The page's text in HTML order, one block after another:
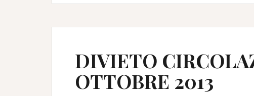
Confermato
DIVIETO
OTTOBRE 2013